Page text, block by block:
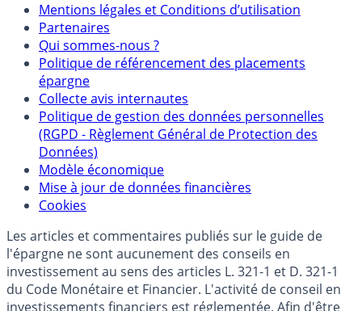
Mentions légales et Conditions d’utilisation
Partenaires
Qui sommes-nous ?
Politique de référencement des placements
épargne
Collecte avis internautes
Politique de gestion des données personnelles
(RGPD - Règlement Général de Protection des
Données)
Modèle économique
Mise à jour de données financières
Cookies
Les articles et commentaires publiés sur le guide de
l'épargne ne sont aucunement des conseils en
investissement au sens des articles L. 321-1 et D. 321-1
du Code Monétaire et Financier. L'activité de conseil en
investissements financiers est réglementée. Afin d'être